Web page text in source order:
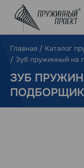
Главная / Каталог
/ Зуб пружинный на
ЗУБ
ПОДБОРЩИК